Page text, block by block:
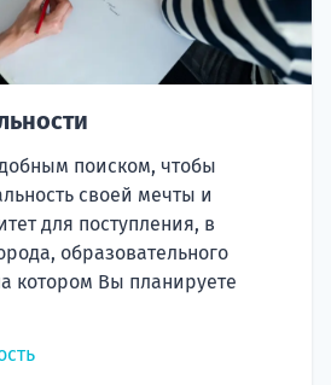
поиском, чтобы
своей мечты и
для поступления, в
образовательного
котором Вы планируете